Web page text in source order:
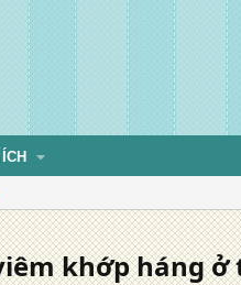
khớp háng ở